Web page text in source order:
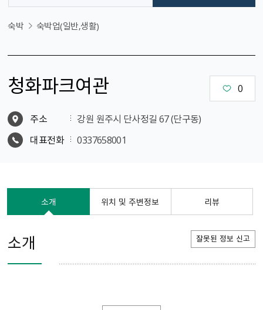
숙박 숙박업(일반,생활)
청화파크여관 0
주소
강원 원주시 단사정길 67 (단구동)
대표전화
0337658001
소개 위치 및 주변정보 리뷰
소개 잘못된 정보 신고